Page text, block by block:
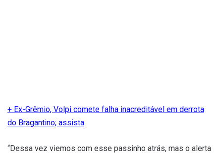
+ Ex-Grêmio, Volpi comete falha inacreditável em derrota
do Bragantino; assista
“Dessa vez viemos com esse passinho atrás, mas o alerta